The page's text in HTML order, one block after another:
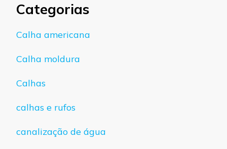
Categorias
Calha americana
Calha moldura
Calhas
calhas e rufos
canalização de água